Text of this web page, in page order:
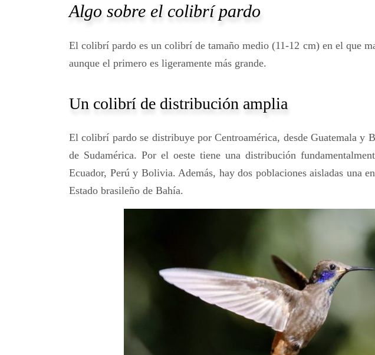
Algo sobre el colibrí pardo
El colibrí pardo es un colibrí de tamaño medio (11-12 cm) en el que
aunque el primero es ligeramente más grande.
Un colibrí de distribución amplia
El colibrí pardo se distribuye por Centroamérica, desde Guatemala y
de Sudamérica. Por el oeste tiene una distribución
Ecuador, Perú y Bolivia. Además, hay dos poblaciones aisladas una
Estado brasileño de Bahía.